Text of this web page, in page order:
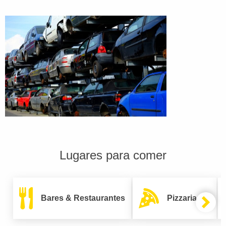
Lugares para comer
Bares & Restaurantes Pizzarias